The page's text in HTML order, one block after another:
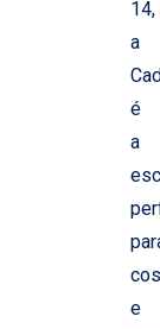
14,
a
é
a
e